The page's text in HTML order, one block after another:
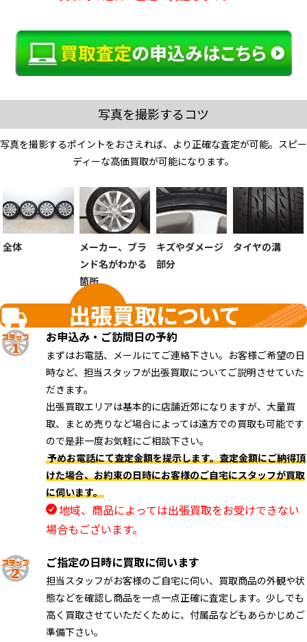
写真を撮影するコツ
写真を撮影するポイントをおさえれば、より正確な査定が可能。スピー
ディーな高価買取が可能になります。
全体
メーカー、ブラ
ンド名がわかる
箇所
キズやダメージ
部分
タイヤの溝
出張買取について
お申込み・ご訪問日の予約
まずはお電話、メールにてご連絡下さい。お客様ご希望の日
時など、担当スタッフが出張買取についてご説明させていた
だきます。
出張買取エリアは基本的に店舗近郊になりますが、大量買
取、まとめ売りなど場合によっては遠方での買取も可能です
ので是非一度お気軽にご相談下さい。
予めお電話にて査定金額を提示します。査定金額にご納得頂
けた場合、お約束の日時にお客様のご自宅にスタッフが買取
に伺います。
地域、商品によっては出張買取をお受けできない
場合もございます。
ご指定の日時に買取に伺います
担当スタッフがお客様のご自宅に伺い、買取商品の外観や状
態などを確認し商品を一点一点正確に査定します。少しでも
高く買取させていただくために、付属品などもあらかじめご
準備下さい。